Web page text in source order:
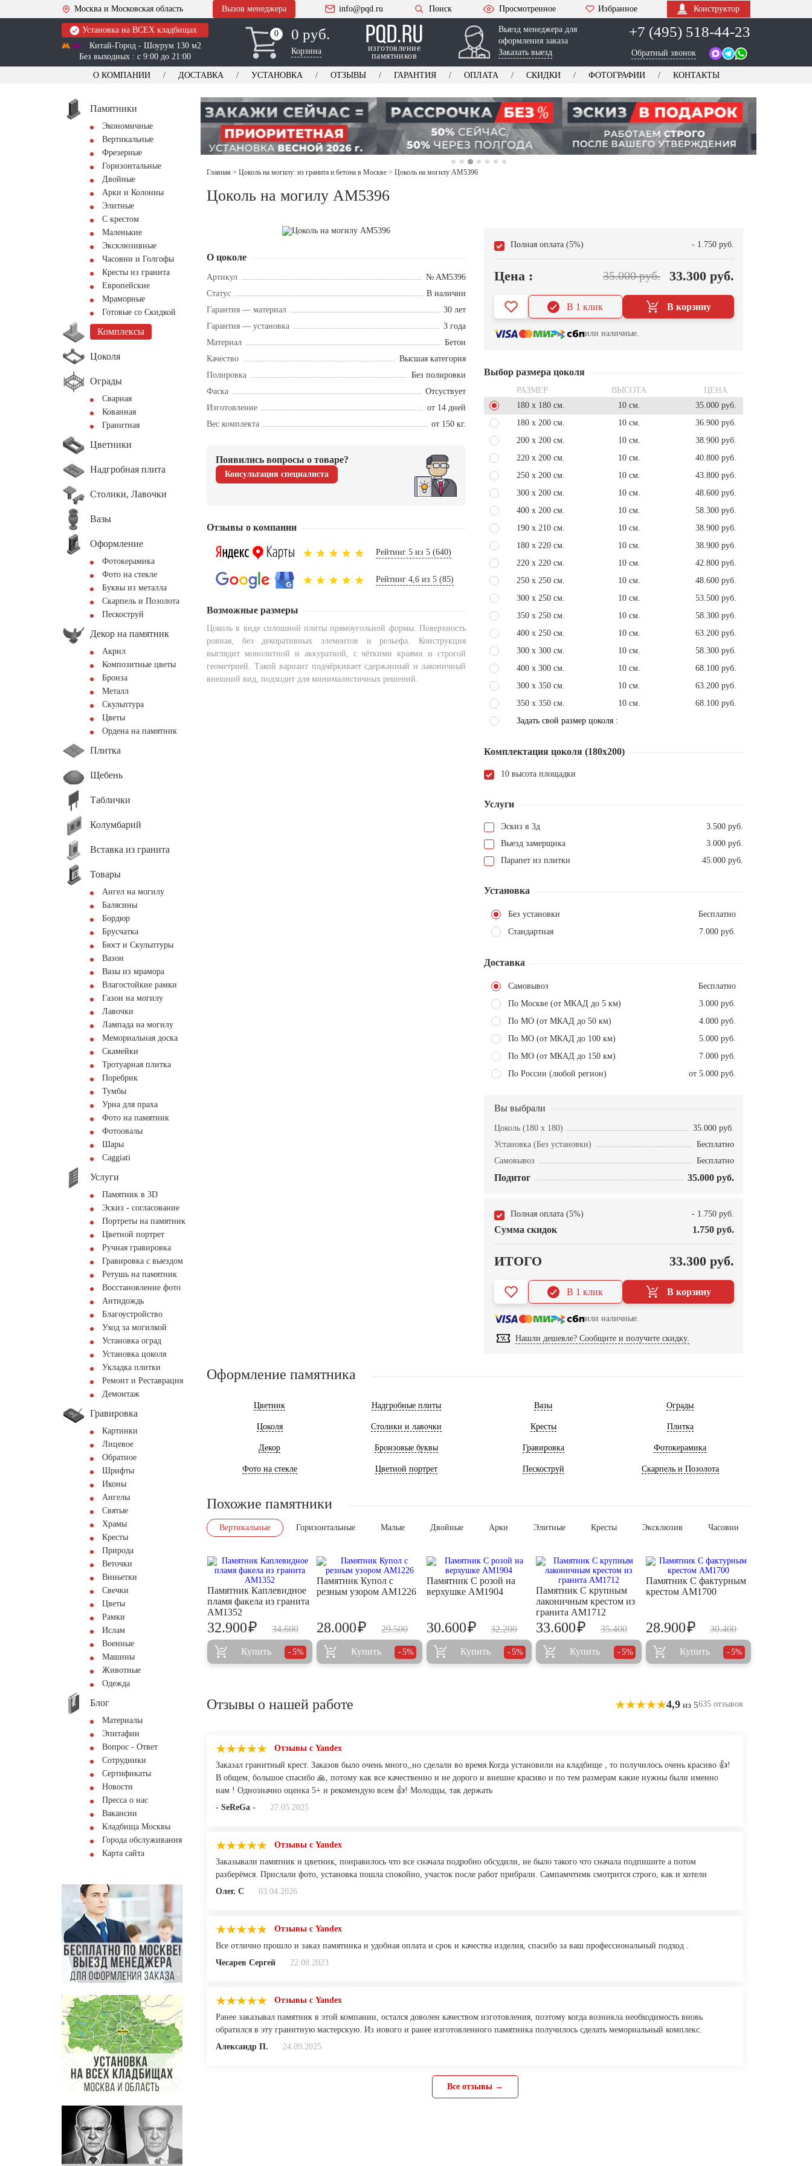
Москва и Московская область Вызов менеджера info@pqd.ru Поиск Просмотренное Избранное Конструктор
Установка на ВСЕХ кладбищах
Китай-Город - Шоурум 130 м2
Без выходных : с 9:00 до 21:00
0
0 0 руб.
Корзина
изготовление
памятников
Выезд менеджера для
оформления заказа
Заказать выезд
+7 (495) 518-44-23
Обратный звонок
О КОМПАНИИ ДОСТАВКА УСТАНОВКА ОТЗЫВЫ ГАРАНТИЯ ОПЛАТА СКИДКИ ФОТОГРАФИИ КОНТАКТЫ
Памятники
Экономичные
Вертикальные
Фрезерные
Горизонтальные
Двойные
Арки и Колонны
Элитные
С крестом
Маленькие
Эксклюзивные
Часовни и Голгофы
Кресты из гранита
Европейские
Мраморные
Готовые со Скидкой
Комплексы
Цоколя
Ограды
Сварная
Кованная
Гранитная
Цветники
Надгробная плита
Столики, Лавочки
Вазы
Оформление
Фотокерамика
Фото на стекле
Буквы из металла
Скарпель и Позолота
Пескоструй
Декор на памятник
Акрил
Композитные цветы
Бронза
Металл
Скульптура
Цветы
Ордена на памятник
Плитка
Щебень
Таблички
Колумбарий
Вставка из гранита
Товары
Ангел на могилу
Балясины
Бордюр
Брусчатка
Бюст и Скульптуры
Вазон
Вазы из мрамора
Влагостойкие рамки
Газон на могилу
Лавочки
Лампада на могилу
Мемориальная доска
Скамейки
Тротуарная плитка
Поребрик
Тумбы
Урна для праха
Фото на памятник
Фотоовалы
Шары
Сaggiati
Услуги
Памятник в 3D
Эскиз - согласование
Портреты на памятник
Цветной портрет
Ручная гравировка
Гравировка с выездом
Ретушь на памятник
Восстановление фото
Антидождь
Благоустройство
Уход за могилкой
Установка оград
Установка цоколя
Укладка плитки
Ремонт и Реставрация
Демонтаж
Гравировка
Картинки
Лицевое
Обратное
Шрифты
Иконы
Ангелы
Святые
Храмы
Кресты
Природа
Веточки
Виньетки
Свечки
Цветы
Рамки
Ислам
Военные
Машины
Животные
Одежда
Блог
Материалы
Эпитафии
Вопрос - Ответ
Сотрудники
Сертификаты
Новости
Пресса о нас
Вакансии
Кладбища Москвы
Города обслуживания
Карта сайта
Главная > Цоколь на могилу: из гранита и бетона в Москве > Цоколь на могилу AM5396
Цоколь на могилу AM5396
О цоколе
Артикул
№ AM5396
Статус
В наличии
Гарантия — материал
30 лет
Гарантия — установка
3 года
Материал
Бетон
Качество
Высшая категория
Полировка
Без полировки
Фаска
Отсуствует
Изготовление
от 14 дней
Вес комплекта
от 150 кг.
Появились вопросы о товаре?
Консультация специалиста
Отзывы о компании
Рейтинг 5 из 5 (640)
Рейтинг 4,6 из 5 (85)
Возможные размеры
Цоколь в виде сплошной плиты прямоугольной формы. Поверхность
ровная, без декоративных элементов и рельефа. Конструкция
выглядит монолитной и аккуратной, с чёткими краями и строгой
геометрией. Такой вариант подчёркивает сдержанный и лаконичный
внешний вид, подходит для минималистичных решений.
Полная оплата (5%) - 1.750 руб.
Цена : 35.000 руб. 33.300 руб.
В корзину
В 1 клик
или наличные.
Выбор размера цоколя
РАЗМЕР ВЫСОТА
ЦЕНА
180 x 180 см.
10 см.
35.000 руб.
180 x 200 см.
10 см.
36.900 руб.
200 x 200 см.
10 см.
38.900 руб.
220 x 200 см.
10 см.
40.800 руб.
250 x 200 см.
10 см.
43.800 руб.
300 x 200 см.
10 см.
48.600 руб.
400 x 200 см.
10 см.
58.300 руб.
190 x 210 см.
10 см.
38.900 руб.
180 x 220 см.
10 см.
38.900 руб.
220 x 220 см.
10 см.
42.800 руб.
250 x 250 см.
10 см.
48.600 руб.
300 x 250 см.
10 см.
53.500 руб.
350 x 250 см.
10 см.
58.300 руб.
400 x 250 см.
10 см.
63.200 руб.
300 x 300 см.
10 см.
58.300 руб.
400 x 300 см.
10 см.
68.100 руб.
300 x 350 см.
10 см.
63.200 руб.
350 x 350 см.
10 см.
68.100 руб.
Задать свой размер цоколя :
Комплектация цоколя (180х200)
10 высота площадки
Услуги
Эскиз в 3д
3.500 руб.
Выезд замерщика
3.000 руб.
Парапет из плитки
45.000 руб.
Установка
Без установки
Бесплатно
Стандартная
7.000 руб.
Доставка
Самовывоз
Бесплатно
По Москве (от МКАД до 5 км)
3.000 руб.
По МО (от МКАД до 50 км)
4.000 руб.
По МО (от МКАД до 100 км)
5.000 руб.
По МО (от МКАД до 150 км)
7.000 руб.
По России (любой регион)
от 5.000 руб.
Вы выбрали
Цоколь (180 x 180)
35.000 руб.
Установка (Без установки)
Бесплатно
Самовывоз
Бесплатно
Подитог 35.000 руб.
Полная оплата (5%) - 1.750 руб.
Сумма скидок 1.750 руб.
ИТОГО 33.300 руб.
В корзину
В 1 клик
или наличные.
Нашли дешевле? Сообщите и получите скидку.
Оформление памятника
Цветник Надгробные плиты Вазы Ограды
Цоколя Столики и лавочки Кресты Плитка
Декор Бронзовые буквы Гравировка Фотокерамика
Фото на стекле Цветной портрет Пескоструй Скарпель и Позолота
Похожие памятники
Вертикальные Горизонтальные Малые Двойные Арки Элитные Кресты Эксклюзив Часовни
Памятник Каплевидное
пламя факела из гранита
AM1352
34.600
32.900₽
Купить 5%
Памятник Купол с
резным узором AM1226
29.500
28.000₽
Купить 5%
Памятник С розой на
верхушке AM1904
32.200
30.600₽
Купить 5%
Памятник С крупным
лаконичным крестом из
гранита AM1712
35.400
33.600₽
Купить 5%
Памятник С фактурным
крестом AM1700
30.400
28.900₽
Купить 5%
Отзывы о нашей работе 4,9 из 5635 отзывов
Отзывы с Yandex
Заказал гранитный крест. Заказов было очень много,,но сделали во время.Когда установили на кладбище , то получилось очень красиво 👍!
В общем, большое спасибо 🙏, потому как все качественно и не дорого и внешне красиво и по тем размерам какие нужны были именно
нам ! Однозначно оценка 5+ и рекомендую всем 👍! Молодцы, так держать
- SeReGa -
27.05.2025
Отзывы с Yandex
Заказывали памятник и цветник, понравилось что все сначала подробно обсудили, не было такого что сначала подпишите а потом
разберёмся. Прислали фото, установка пошла спокойно, участок после работ прибрали. Сампамчтнмк смотрится строго, как и хотели
Олег. С
03.04.2026
Отзывы с Yandex
Все отлично прошло и заказ памятника и удобная оплата и срок и качества изделия, спасибо за ваш профессиональный подход .
Чесарев Сергей
22.08.2023
Отзывы с Yandex
Ранее заказывал памятник в этой компании, остался доволен качеством изготовления, поэтому когда возникла необходимость вновь
обратился в эту гранитную мастерскую. Из нового и ранее изготовленного памятника получилось сделать мемориальный комплекс.
Александр П.
24.09.2025
Все отзывы →